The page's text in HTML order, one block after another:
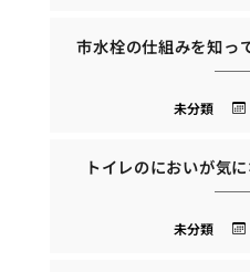
市水栓の仕組みを知っ
未分類
トイレのにおいが気
未分類